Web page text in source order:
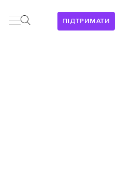
ПІДТРИМАТИ